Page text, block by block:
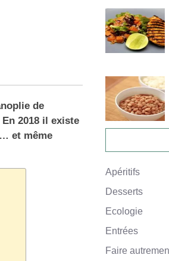
de
2018 il existe
et même
Apéritifs
Desserts
Ecologie
Entrées
Faire